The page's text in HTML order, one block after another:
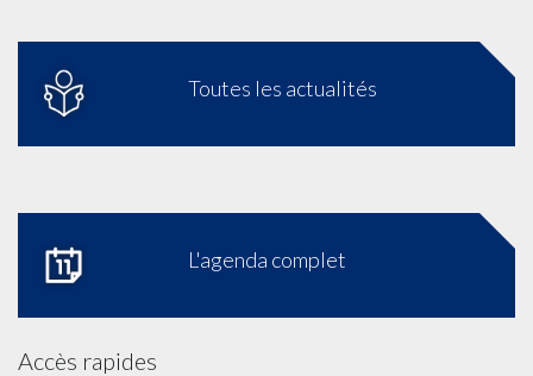
Toutes les actualités
L'agenda complet
Accès rapides